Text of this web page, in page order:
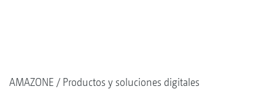
AMAZONE
Productos y soluciones digitales